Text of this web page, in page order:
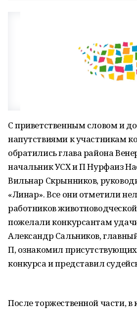
С приветственным словом и
напутствиями к участникам
обратились глава района
начальник УСХ и П Нурфаиз
Вильнар Скрынников,
«Линар». Все они отметили
работников
пожелали конкурсантам
Александр Сальников,
П, ознакомил
конкурса и представил
После торжественной части, в